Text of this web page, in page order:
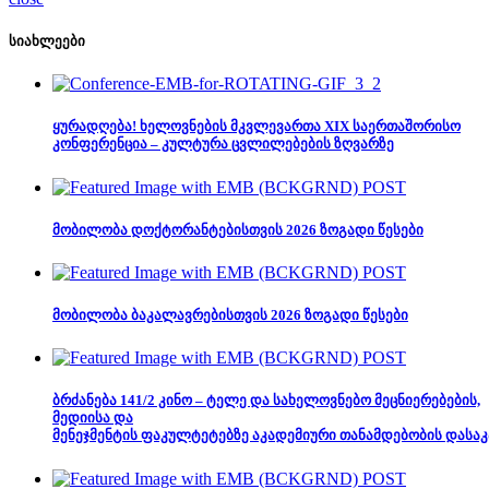
სიახლეები
ყურადღება! ხელოვნების მკვლევართა XIX საერთაშორისო
კონფერენცია – კულტურა ცვლილებების ზღვარზე
მობილობა დოქტორანტებისთვის 2026 ზოგადი წესები
მობილობა ბაკალავრებისთვის 2026 ზოგადი წესები
ბრძანება 141/2 კინო – ტელე და სახელოვნებო მეცნიერებების,
მედიისა და
მენეჯმენტის ფაკულტეტებზე აკადემიური თანამდებობის